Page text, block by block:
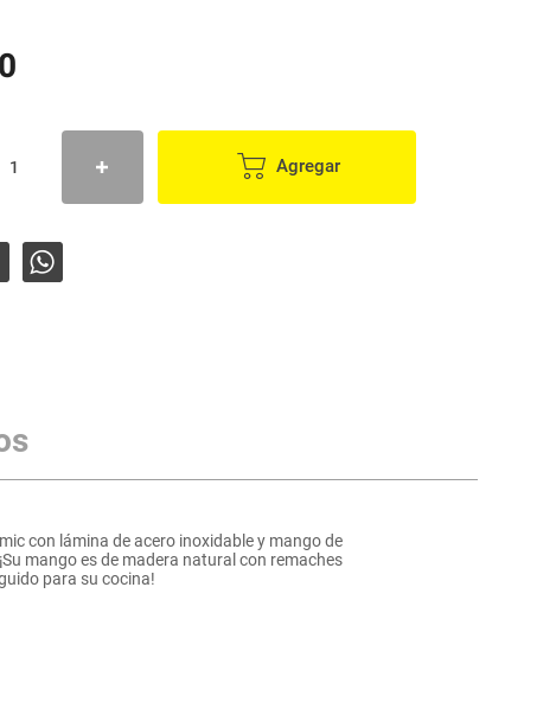
Agregar
con lámina de acero inoxidable y mango de
mango es de madera natural con remaches
para su cocina!